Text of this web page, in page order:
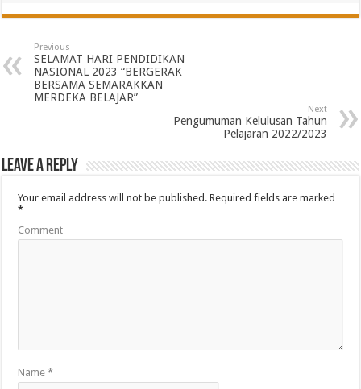
Previous
SELAMAT HARI PENDIDIKAN
NASIONAL 2023 “BERGERAK
BERSAMA SEMARAKKAN
MERDEKA BELAJAR”
Next
Pengumuman Kelulusan Tahun
Pelajaran 2022/2023
Leave a Reply
Your email address will not be published. Required fields are marked
*
Comment
Name*